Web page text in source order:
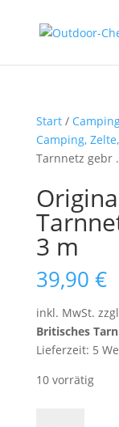
Start/
Camping,
Tarnnetz gebr
3 m
39,90 €
inkl. MwSt.
Britisches
Lieferzeit: 5
10 vorrätig